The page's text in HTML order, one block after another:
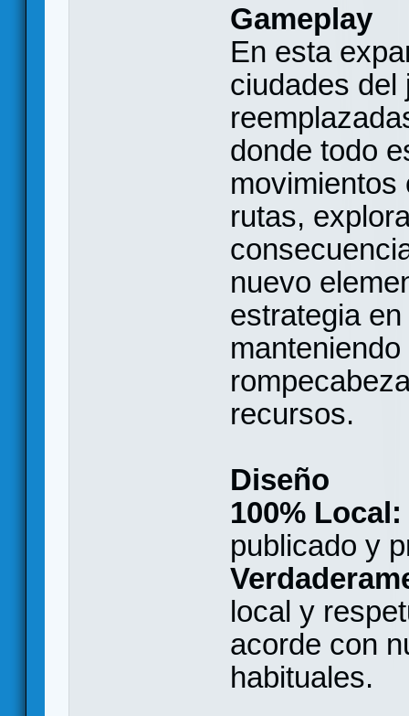
Gameplay
En esta
ciudades del
donde todo
movimientos
rutas,
nuevo
estrategia
recursos.
Diseño
100% Local:
publicado y
local y
acorde con
habituales.